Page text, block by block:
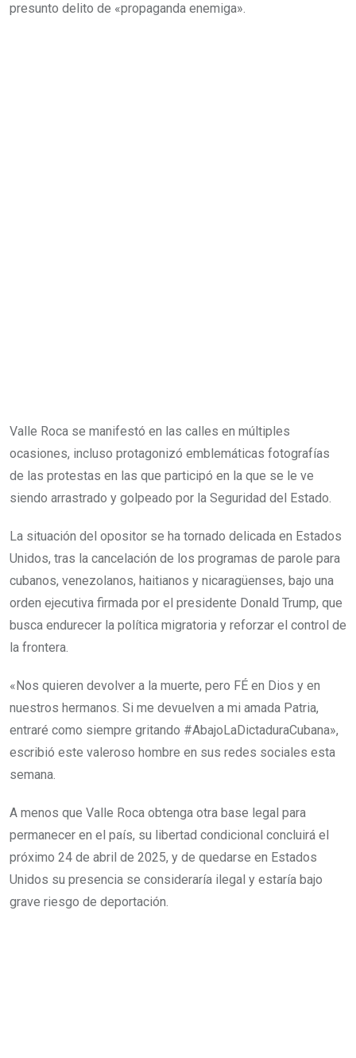
presunto delito de «propaganda enemiga».
Valle Roca se manifestó en las calles en múltiples
ocasiones, incluso protagonizó emblemáticas fotografías
de las protestas en las que participó en la que se le ve
siendo arrastrado y golpeado por la Seguridad del Estado.
La situación del opositor se ha tornado delicada en Estados
Unidos, tras la cancelación de los programas de parole para
cubanos, venezolanos, haitianos y nicaragüenses, bajo una
orden ejecutiva firmada por el presidente Donald Trump, que
busca endurecer la política migratoria y reforzar el control de
la frontera.
«Nos quieren devolver a la muerte, pero FÉ en Dios y en
nuestros hermanos. Si me devuelven a mi amada Patria,
entraré como siempre gritando #AbajoLaDictaduraCubana»,
escribió este valeroso hombre en sus redes sociales esta
semana.
A menos que Valle Roca obtenga otra base legal para
permanecer en el país, su libertad condicional concluirá el
próximo 24 de abril de 2025, y de quedarse en Estados
Unidos su presencia se consideraría ilegal y estaría bajo
grave riesgo de deportación.